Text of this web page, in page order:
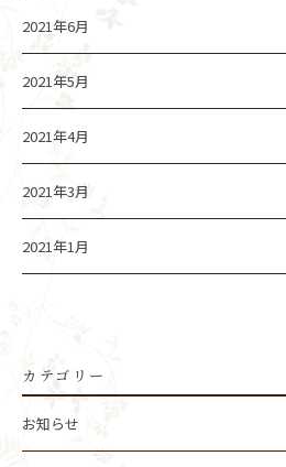
2021年6月
2021年5月
2021年4月
2021年3月
2021年1月
カテゴリー
お知らせ